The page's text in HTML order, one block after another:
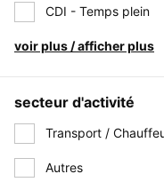
CDI - Temps plein
voir plus / afficher plus
secteur d'activité
Transport /
Autres